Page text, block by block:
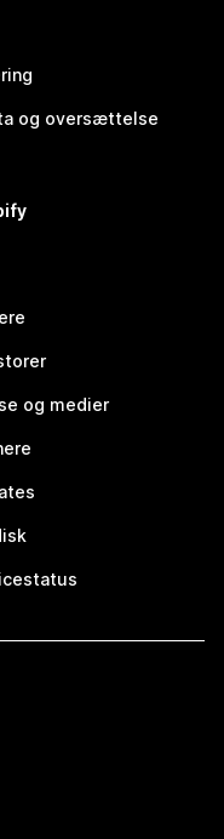
og oversættelse
og medier